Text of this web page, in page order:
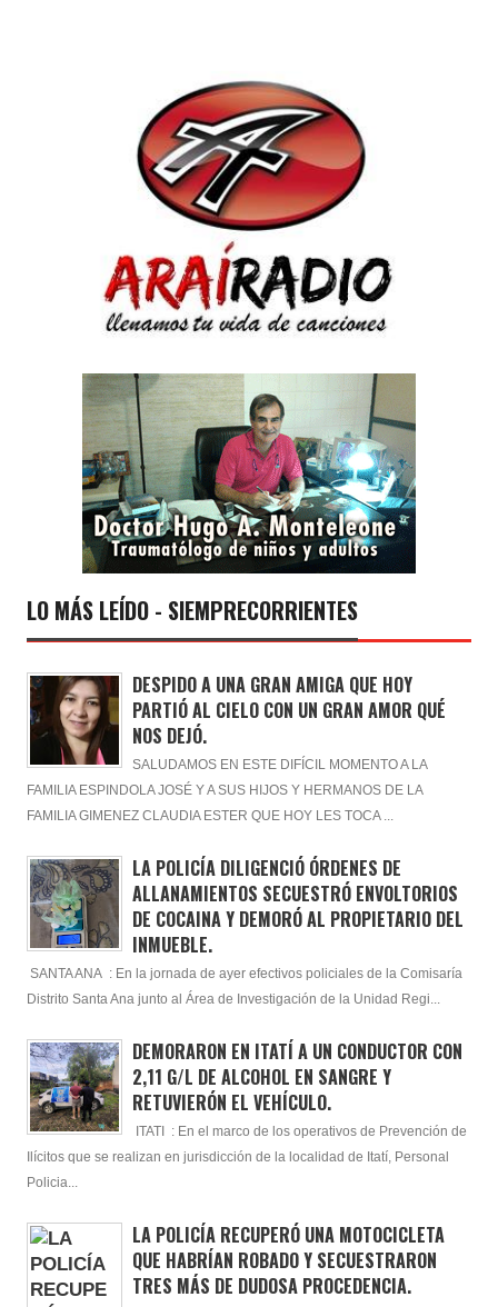
LO MÁS LEÍDO - SIEMPRECORRIENTES
DESPIDO A UNA GRAN AMIGA QUE HOY
PARTIÓ AL CIELO CON UN GRAN AMOR QUÉ
NOS DEJÓ.
SALUDAMOS EN ESTE DIFÍCIL MOMENTO A LA
FAMILIA ESPINDOLA JOSÉ Y A SUS HIJOS Y HERMANOS DE LA
FAMILIA GIMENEZ CLAUDIA ESTER QUE HOY LES TOCA ...
LA POLICÍA DILIGENCIÓ ÓRDENES DE
ALLANAMIENTOS SECUESTRÓ ENVOLTORIOS
DE COCAINA Y DEMORÓ AL PROPIETARIO DEL
INMUEBLE.
SANTA ANA : En la jornada de ayer efectivos policiales de la Comisaría
Distrito Santa Ana junto al Área de Investigación de la Unidad Regi...
DEMORARON EN ITATÍ A UN CONDUCTOR CON
2,11 G/L DE ALCOHOL EN SANGRE Y
RETUVIERÓN EL VEHÍCULO.
ITATI : En el marco de los operativos de Prevención de
Ilícitos que se realizan en jurisdicción de la localidad de Itatí, Personal
Policia...
LA POLICÍA RECUPERÓ UNA MOTOCICLETA
QUE HABRÍAN ROBADO Y SECUESTRARON
TRES MÁS DE DUDOSA PROCEDENCIA.